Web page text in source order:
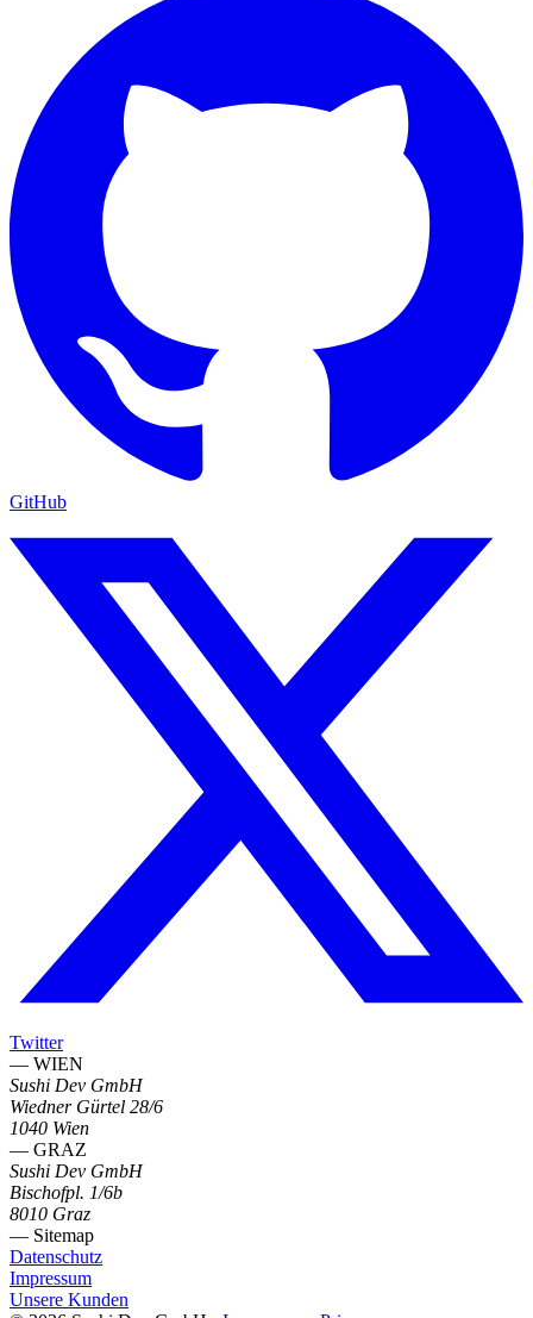
GitHub
Twitter
— WIEN
Sushi Dev GmbH
Wiedner Gürtel 28/6
1040 Wien
— GRAZ
Sushi Dev GmbH
Bischofpl. 1/6b
8010 Graz
— Sitemap
Datenschutz
Impressum
Unsere Kunden